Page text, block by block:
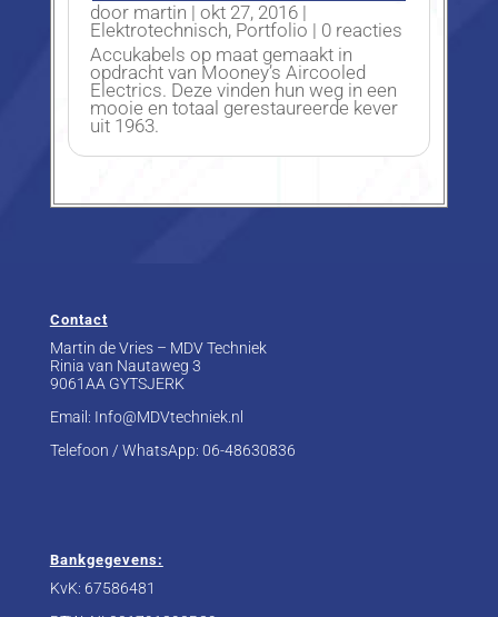
door martin | okt 27, 2016|
Elektrotechnisch, Portfolio | 0 reacties
Accukabels op maat gemaakt in
opdracht van Mooney’s Aircooled
Electrics. Deze vinden hun weg in een
mooie en totaal gerestaureerde kever
uit 1963.
Contact
Martin de Vries – MDV Techniek
Rinia van Nautaweg 3
9061AA GYTSJERK
Email: Info@MDVtechniek.nl
Telefoon / WhatsApp: 06-48630836
Bankgegevens:
KvK: 67586481